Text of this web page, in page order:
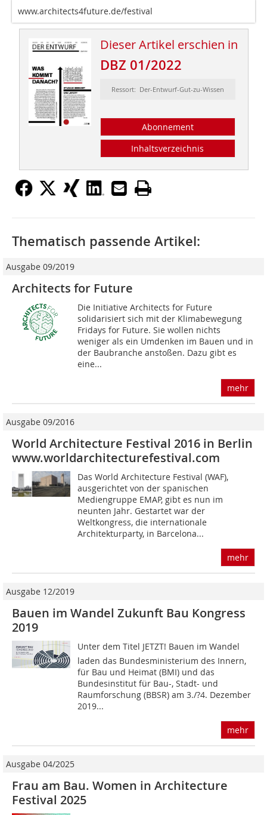
www.architects4future.de/festival
Dieser Artikel erschien in
DBZ 01/2022
Ressort: Der-Entwurf-Gut-zu-Wissen
Abonnement
Inhaltsverzeichnis
Thematisch passende Artikel:
Ausgabe 09/2019
Architects for Future
Die Initiative Architects for Future
solidarisiert sich mit der Klimabewegung
Fridays for Future. Sie wollen nichts
weniger als ein Umdenken im Bauen und in
der Baubranche anstoßen. Dazu gibt es
eine...
mehr
Ausgabe 09/2016
World Architecture Festival 2016 in Berlin
www.worldarchitecturefestival.com
Das World Architecture Festival (WAF),
ausgerichtet von der spanischen
Mediengruppe EMAP, gibt es nun im
neunten Jahr. Gestartet war der
Weltkongress, die internationale
Architekturparty, in Barcelona...
mehr
Ausgabe 12/2019
Bauen im Wandel Zukunft Bau Kongress
2019
Unter dem Titel JETZT! Bauen im Wandel
laden das Bundesministerium des Innern,
für Bau und Heimat (BMI) und das
Bundesinstitut für Bau-, Stadt- und
Raumforschung (BBSR) am 3./?4. Dezember
2019...
mehr
Ausgabe 04/2025
Frau am Bau. Women in Architecture
Festival 2025